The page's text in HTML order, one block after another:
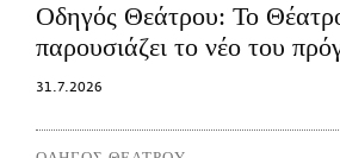
Οδηγός Θεάτρου: Το
παρουσιάζει το νέο του
31.7.2026